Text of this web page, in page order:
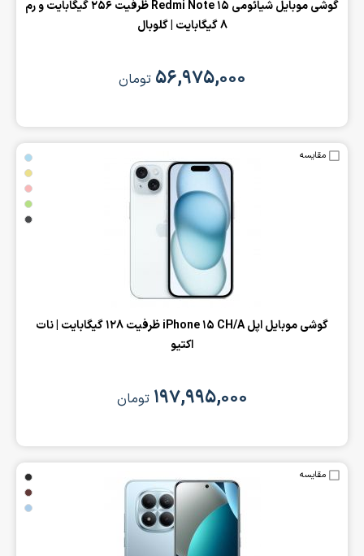
‌گوشی موبایل شیائومی Redmi Note 15 ظرفیت 256 گیگابایت و رم
8 گیگابایت | گلوبال
۵۶,۹۷۵,۰۰۰ تومان
مقایسه
‌گوشی موبایل اپل iPhone 15 CH/A ظرفیت 128 گیگابایت | نات
اکتیو
۱۹۷,۹۹۵,۰۰۰ تومان
مقایسه